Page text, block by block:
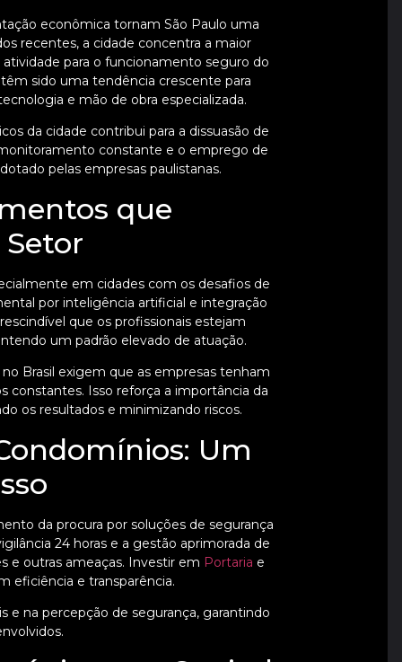
econômica tornam São Paulo uma
recentes, a cidade concentra a maior
para o funcionamento seguro do
têm sido uma tendência crescente para
e mão de obra especializada.
da cidade contribui para a dissuasão de
constante e o emprego de
pelas empresas paulistanas.
que
em cidades com os desafios de
por inteligência artificial e integração
que os profissionais estejam
um padrão elevado de atuação.
Brasil exigem que as empresas tenham
constantes. Isso reforça a importância da
os resultados e minimizando riscos.
Um
da procura por soluções de segurança
24 horas e a gestão aprimorada de
e outras ameaças. Investir em Portaria e
eficiência e transparência.
e na percepção de segurança, garantindo